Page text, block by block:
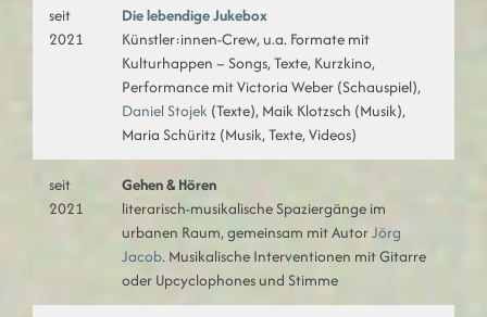
seit
2021
Die lebendige Jukebox
Künstler:innen-Crew, u.a. Formate mit
Kulturhappen – Songs, Texte, Kurzkino,
Performance mit Victoria Weber (Schauspiel),
Daniel Stojek (Texte), Maik Klotzsch (Musik),
Maria Schüritz (Musik, Texte, Videos)
seit
2021
Gehen & Hören
literarisch-musikalische Spaziergänge im
urbanen Raum, gemeinsam mit AutorJörg
Jacob. Musikalische Interventionen mit Gitarre
oder Upcyclophones und Stimme